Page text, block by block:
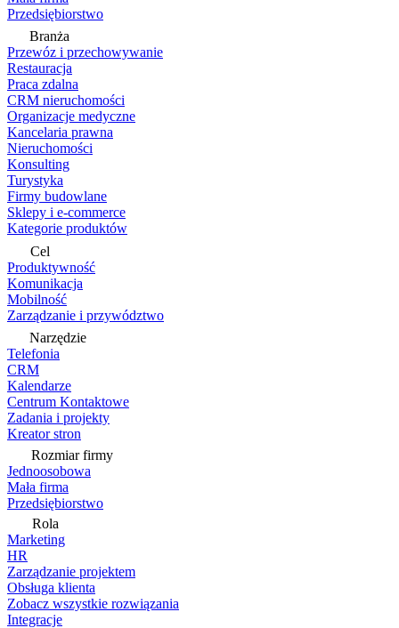
Przedsiębiorstwo
Branża
Przewóz i przechowywanie
Restauracja
Praca zdalna
CRM nieruchomości
Organizacje medyczne
Kancelaria prawna
Nieruchomości
Konsulting
Turystyka
Firmy budowlane
Sklepy i e-commerce
Kategorie produktów
Cel
Produktywność
Komunikacja
Mobilność
Zarządzanie i przywództwo
Narzędzie
Telefonia
CRM
Kalendarze
Centrum Kontaktowe
Zadania i projekty
Kreator stron
Rozmiar firmy
Jednoosobowa
Mała firma
Przedsiębiorstwo
Rola
Marketing
HR
Zarządzanie projektem
Obsługa klienta
Zobacz wszystkie rozwiązania
Integracje